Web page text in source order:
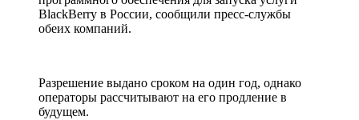
BlackBerry в России, сообщили пресс-службы
обеих компаний.
Разрешение выдано сроком на один год, однако
операторы рассчитывают на его продление в
будущем.